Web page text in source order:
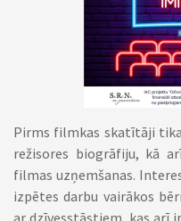
Pirms filmkas skatītāji
režisores biogrāfiju, kā
filmas uzņemšanas.
izpētes darbu vairākos
ar dzīvesstāstiem, kas arī